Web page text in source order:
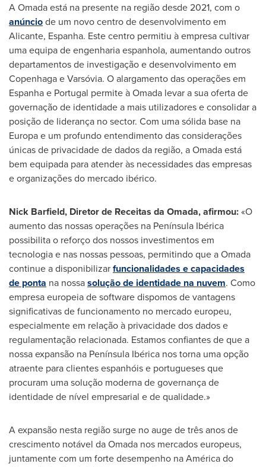
A Omada está na presente na região desde 2021, com o
anúnciode um novo centro de desenvolvimento em
Alicante, Espanha. Este centro permitiu à empresa cultivar
uma equipa de engenharia espanhola, aumentando outros
departamentos de investigação e desenvolvimento em
Copenhaga e Varsóvia. O alargamento das operações em
Espanha e Portugal permite à Omada levar a sua oferta de
governação de identidade a mais utilizadores e consolidar a
posição de liderança no sector. Com uma sólida base na
Europa e um profundo entendimento das considerações
únicas de privacidade de dados da região, a Omada está
bem equipada para atender às necessidades das empresas
e organizações do mercado ibérico.
Nick Barfield, Diretor de Receitas da Omada, afirmou:«O
aumento das nossas operações na Península Ibérica
possibilita o reforço dos nossos investimentos em
tecnologia e nas nossas pessoas, permitindo que a Omada
continue a disponibilizarfuncionalidades e capacidades
de ponta na nossasolução de identidade na nuvem. Como
empresa europeia de software dispomos de vantagens
significativas de funcionamento no mercado europeu,
especialmente em relação à privacidade dos dados e
regulamentação relacionada. Estamos confiantes de que a
nossa expansão na Península Ibérica nos torna uma opção
atraente para clientes espanhóis e portugueses que
procuram uma solução moderna de governança de
identidade de nível empresarial e de qualidade.»
A expansão nesta região surge no auge de três anos de
crescimento notável da Omada nos mercados europeus,
juntamente com um forte desempenho na América do